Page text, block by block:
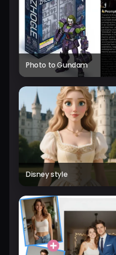
Photo to Gundam
Disney style